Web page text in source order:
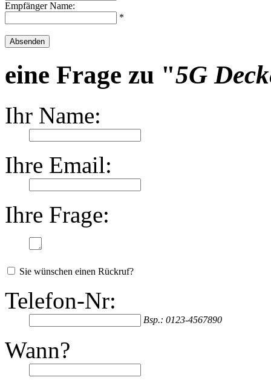
Empfänger Name:
*
Absenden
eine Frage zu "5G
Ihr Name:
Ihre Email:
Ihre Frage:
Sie wünschen einen Rückruf?
Telefon-Nr:
Bsp.: 0123-4567890
Wann?